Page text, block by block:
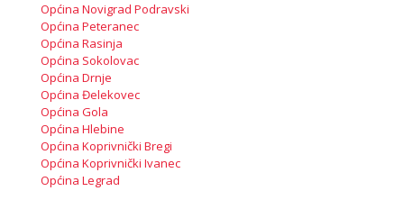
Općina Novigrad Podravski
Općina Peteranec
Općina Rasinja
Općina Sokolovac
Općina Drnje
Općina Đelekovec
Općina Gola
Općina Hlebine
Općina Koprivnički Bregi
Općina Koprivnički Ivanec
Općina Legrad